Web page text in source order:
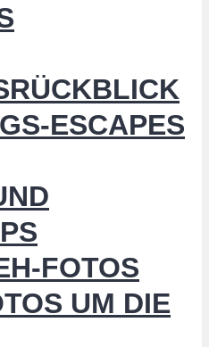
ESCAPES
FOTOS
UM DIE